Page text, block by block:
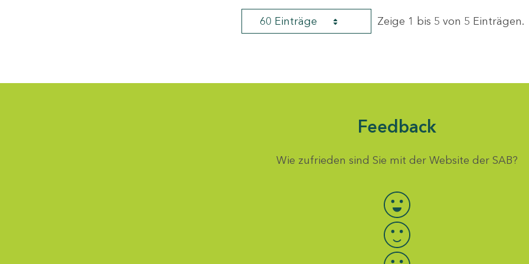
60 Einträge Zeige 1 bis 5 von 5 Einträgen.
Feedback
Wie zufrieden sind Sie mit der Website der SAB?
Bewertung auswählen